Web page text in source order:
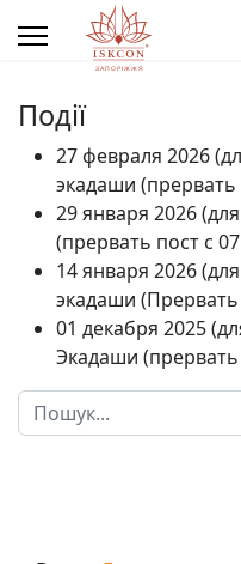
Події
27 февраля 2026
экадаши (прервать
29 января 2026
(прервать пост с
14 января 2026
экадаши (Прервать
01 декабря 2025
Экадаши (прервать
Пошук